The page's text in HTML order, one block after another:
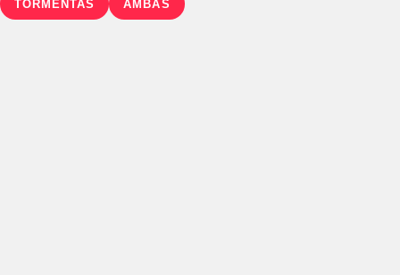
TORMENTAS AMBAS